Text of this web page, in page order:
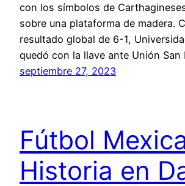
con los símbolos de
sobre una plataforma de madera.
resultado global de 6-1,
quedó con la llave ante Unión San
septiembre 27, 2023
Fútbol
Historia en